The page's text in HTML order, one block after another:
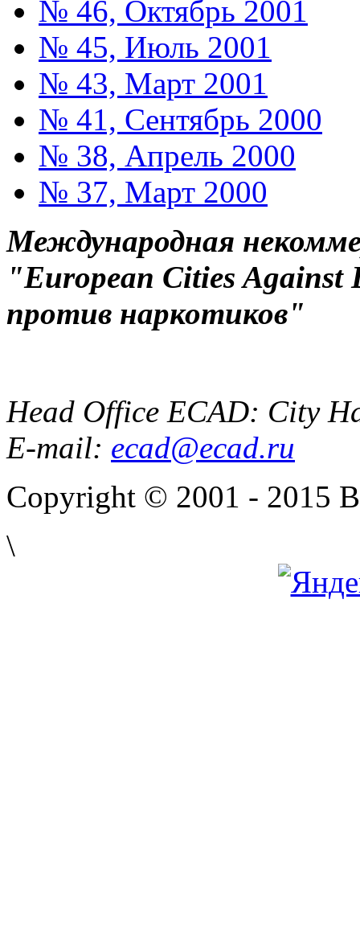
№ 46, Октябрь 2001
№ 45, Июль 2001
№ 43, Март 2001
№ 41, Сентябрь 2000
№ 38, Апрель 2000
№ 37, Март 2000
Международная
"European Cities Against
против наркотиков"
Head Office ECAD: City
E-mail: ecad@ecad.ru
Copyright © 2001 - 2015
\